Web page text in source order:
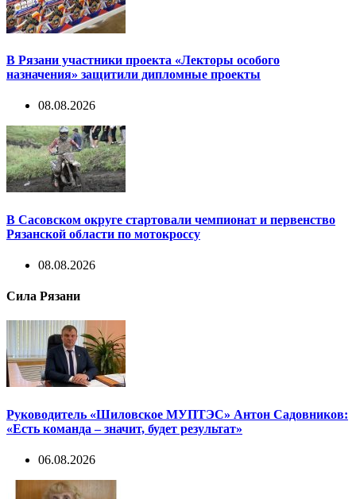
В Рязани участники проекта «Лекторы особого
назначения» защитили дипломные проекты
08.08.2026
В Сасовском округе стартовали чемпионат и первенство
Рязанской области по мотокроссу
08.08.2026
Сила Рязани
Руководитель «Шиловское МУПТЭС» Антон Садовников:
«Есть команда – значит, будет результат»
06.08.2026